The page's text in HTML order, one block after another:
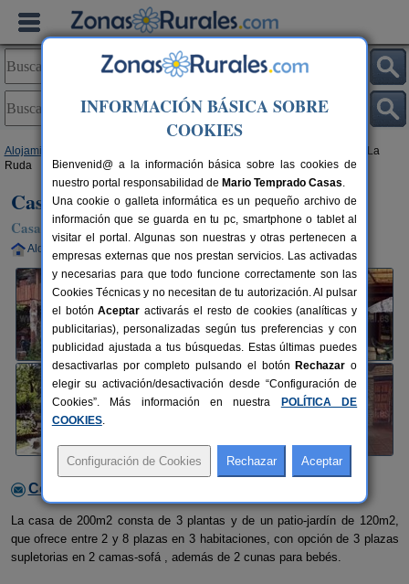
Alojamientos
> Casa La
Ruda
Casa La Ruda
Casa Rural en San Justo de Cabanillas (León)
Alquiler completo 80 km de León
Contactar con el alojamiento
La casa de 200m2 consta de 3 plantas y de un patio-jardín de 120m2,
que ofrece entre 2 y 8 plazas en 3 habitaciones, con opción de 3 plazas
supletorias en 2 camas-sofá , además de 2 cunas para bebés.
INFORMACIÓN BÁSICA SOBRE
COOKIES
Bienvenid@ a la información básica sobre las cookies de
nuestro portal responsabilidad de Mario Temprado Casas.
Una cookie o galleta informática es un pequeño archivo de
información que se guarda en tu pc, smartphone o tablet al
visitar el portal. Algunas son nuestras y otras pertenecen a
empresas externas que nos prestan servicios. Las activadas
y necesarias para que todo funcione correctamente son las
Cookies Técnicas y no necesitan de tu autorización. Al pulsar
el botónAceptar activarás el resto de cookies (analíticas y
publicitarias), personalizadas según tus preferencias y con
publicidad ajustada a tus búsquedas. Estas últimas puedes
desactivarlas por completo pulsando el botón Rechazar o
elegir su activación/desactivación desde “Configuración de
Cookies”. Más información en nuestra
POLÍTICA DE
COOKIES.